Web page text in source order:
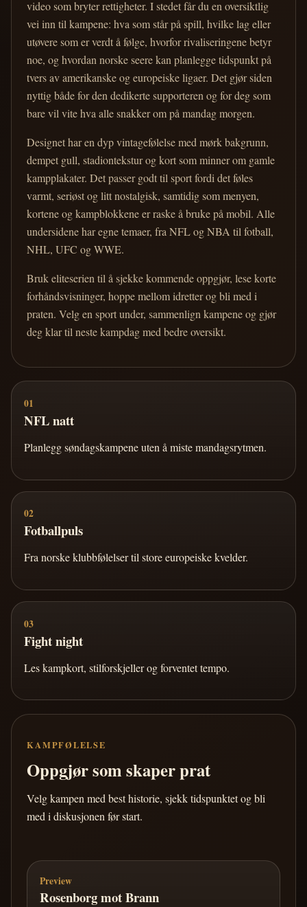
video som bryter rettigheter. I stedet får du en oversiktlig
vei inn til kampene: hva som står på spill, hvilke lag eller
utøvere som er verdt å følge, hvorfor rivaliseringene betyr
noe, og hvordan norske seere kan planlegge tidspunkt på
tvers av amerikanske og europeiske ligaer. Det gjør siden
nyttig både for den dedikerte supporteren og for deg som
bare vil vite hva alle snakker om på mandag morgen.
Designet har en dyp vintagefølelse med mørk bakgrunn,
dempet gull, stadiontekstur og kort som minner om gamle
kampplakater. Det passer godt til sport fordi det føles
varmt, seriøst og litt nostalgisk, samtidig som menyen,
kortene og kampblokkene er raske å bruke på mobil. Alle
undersidene har egne temaer, fra NFL og NBA til fotball,
NHL, UFC og WWE.
Bruk eliteserien til å sjekke kommende oppgjør, lese korte
forhåndsvisninger, hoppe mellom idretter og bli med i
praten. Velg en sport under, sammenlign kampene og gjør
deg klar til neste kampdag med bedre oversikt.
01
NFL natt
Planlegg søndagskampene uten å miste mandagsrytmen.
02
Fotballpuls
Fra norske klubbfølelser til store europeiske kvelder.
03
Fight night
Les kampkort, stilforskjeller og forventet tempo.
KAMPFØLELSE
Oppgjør som skaper prat
Velg kampen med best historie, sjekk tidspunktet og bli
med i diskusjonen før start.
Preview
Rosenborg mot Brann